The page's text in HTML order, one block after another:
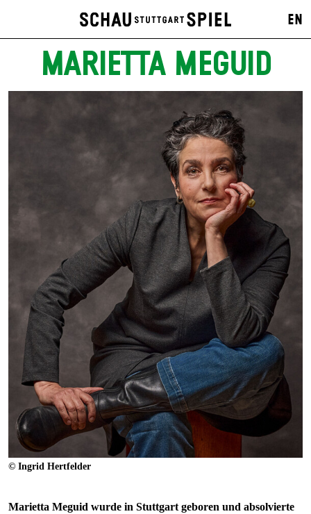
EN
MARIETTA MEGUID
© Ingrid Hertfelder
Marietta Meguid wurde in Stuttgart geboren und absolvierte